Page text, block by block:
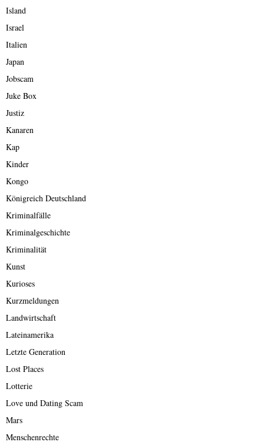
Island
Israel
Italien
Japan
Jobscam
Juke Box
Justiz
Kanaren
Kap
Kinder
Kongo
Königreich Deutschland
Kriminalfälle
Kriminalgeschichte
Kriminalität
Kunst
Kurioses
Kurzmeldungen
Landwirtschaft
Lateinamerika
Letzte Generation
Lost Places
Lotterie
Love und Dating Scam
Mars
Menschenrechte